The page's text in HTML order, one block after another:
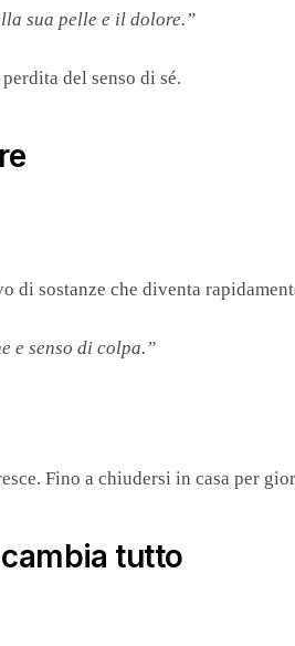
sua pelle e il dolore.”
del senso di sé.
sostanze che diventa
e senso di colpa.”
Fino a chiudersi in casa per
tutto